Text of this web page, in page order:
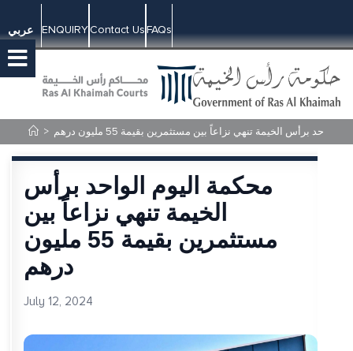
عربي ENQUIRYContact UsFAQs
> الواحد برأس الخيمة تنهي نزاعاً بين مستثمرين بقيمة 55 مليون درهم
محكمة اليوم الواحد برأس
الخيمة تنهي نزاعاً بين
مستثمرين بقيمة 55 مليون
درهم
July 12, 2024